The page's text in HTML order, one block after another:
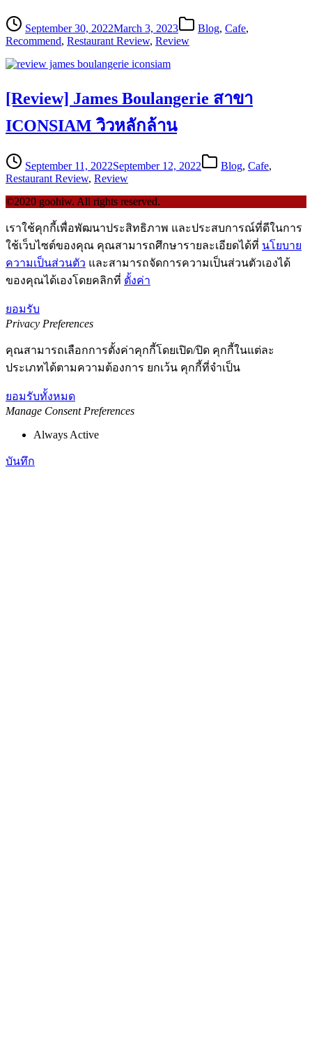
September 30, 2022March 3, 2023 Blog, Cafe,
Recommend, Restaurant Review, Review
[Review] James Boulangerie สาขา
ICONSIAM วิวหลักล้าน
September 11, 2022September 12, 2022 Blog, Cafe,
Restaurant Review, Review
©2020 goohiw. All rights reserved.
เราใช้คุกกี้เพื่อพัฒนาประสิทธิภาพ และประสบการณ์ที่ดีในการ
ใช้เว็บไซต์ของคุณ คุณสามารถศึกษารายละเอียดได้ที่ นโยบาย
ความเป็นส่วนตัว และสามารถจัดการความเป็นส่วนตัวเองได้
ของคุณได้เองโดยคลิกที่ ตั้งค่า
ยอมรับ
Privacy Preferences
คุณสามารถเลือกการตั้งค่าคุกกี้โดยเปิด/ปิด คุกกี้ในแต่ละ
ประเภทได้ตามความต้องการ ยกเว้น คุกกี้ที่จำเป็น
ยอมรับทั้งหมด
Manage Consent Preferences
Always Active
บันทึก